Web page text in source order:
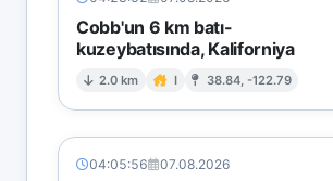
Cobb'un 6 km batı-
kuzeybatısında, Kaliforniya
2.0 km I 38.84, -122.79
04:05:56 07.08.2026